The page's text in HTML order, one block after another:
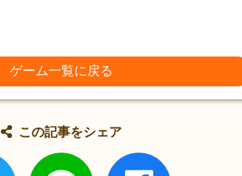
ゲーム一覧に戻る
この記事をシェア